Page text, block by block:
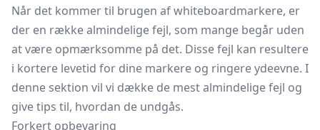
Når det kommer til brugen af whiteboardmarkere, er
der en række almindelige fejl, som mange begår uden
at være opmærksomme på det. Disse fejl kan resultere
i kortere levetid for dine markere og ringere ydeevne. I
denne sektion vil vi dække de mest almindelige fejl og
give tips til, hvordan de undgås.
Forkert opbevaring